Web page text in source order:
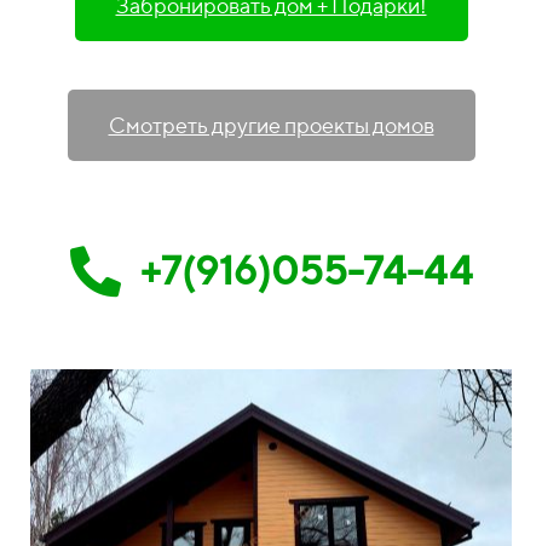
Забронировать дом + Подарки!
Смотреть другие проекты домов
+7(916)055-74-44